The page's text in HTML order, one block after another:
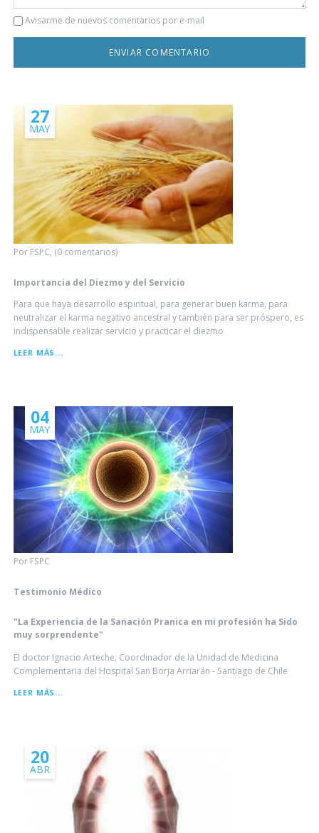
Comentario
Avisarme de nuevos comentarios por e-mail
Por FSPC, (0 comentarios)
27
MAY
Importancia del Diezmo y del Servicio
Para que haya desarrollo espiritual, para generar buen karma, para
neutralizar el karma negativo ancestral y también para ser próspero, es
indispensable realizar servicio y practicar el diezmo
LEER MÁS...
SERVICIO
Por FSPC
04
MAY
Testimonio Médico
"La Experiencia de la Sanación Pranica en mi profesión ha Sido
muy sorprendente"
El doctor Ignacio Arteche, Coordinador de la Unidad de Medicina
Complementaria del Hospital San Borja Arriarán - Santiago de Chile
LEER MÁS...
20
ABR